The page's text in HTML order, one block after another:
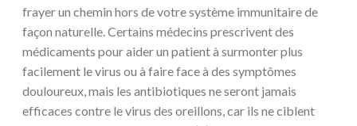
frayer un chemin hors de votre système immunitaire de
façon naturelle. Certains médecins prescrivent des
médicaments pour aider un patient à surmonter plus
facilement le virus ou à faire face à des symptômes
douloureux, mais les antibiotiques ne seront jamais
efficaces contre le virus des oreillons, car ils ne ciblent